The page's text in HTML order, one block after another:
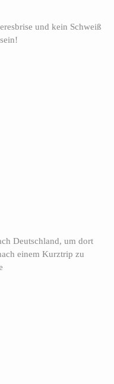
und kein Schweiß
Deutschland, um dort
einem Kurztrip zu